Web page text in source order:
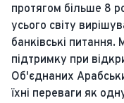
протягом більше 8
усього світу
банківські питання.
підтримку при
Об'єднаних
їхні переваги як